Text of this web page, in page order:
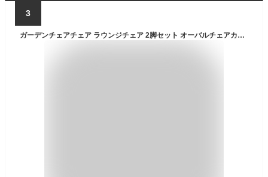
3
ガーデンチェアチェア ラウンジチェア 2脚セット オーバルチェアカフェチェアガーデンテーブルセット ラタン調 テーブルセットベランダ椅子テーブルチェアおしゃれ ラタン アジアン テラス 屋外 リゾート バルコニー 庭 ベランダ (スリーピーススーツ)